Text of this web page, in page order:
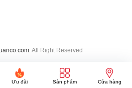
. All Right Reserved
Ưu đãi Sản phẩm Cửa hàng